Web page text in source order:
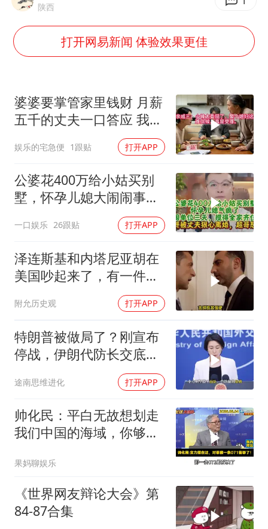
河南：领导干部要带头休假
中方公布5项对美反制措施
13岁少年白天写作业晚上夜市炒粉
四预警齐发！双台风影响多个海域
华为新款折叠屏电脑24999元起
陕西
打开网易新闻 体验效果更佳
婆婆要掌管家里钱财 月薪
五千的丈夫一口答应 我拒
娱乐的宅急便 1跟贴 打开APP
公婆花400万给小姑买别
墅，怀孕儿媳大闹闹事，
一口娱乐 26跟贴 打开APP
泽连斯基和内塔尼亚胡在
美国吵起来了，有一件事
附允历史观 打开APP
特朗普被做局了？刚宣布
停战，伊朗代防长交底，
途南思维进化 打开APP
帅化民：平白无故想划走
我们中国的海域，你够格
果妈聊娱乐
《世界网友辩论大会》第
84-87合集